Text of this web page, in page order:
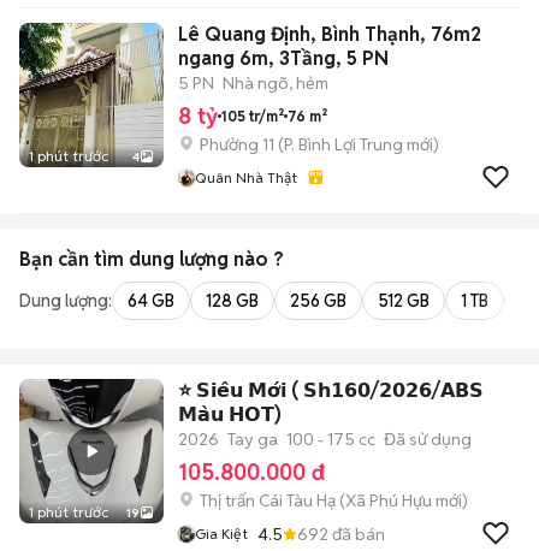
1 phút trước 4
Lê Quang Định, Bình Thạnh, 76m2
ngang 6m, 3Tầng, 5 PN
5 PN Nhà ngõ, hẻm
8 tỷ 105 tr/m² 76 m²
Phường 11 (P. Bình Lợi Trung mới)
Quân Nhà Thật
Bạn cần tìm dung lượng nào ?
Dung lượng: 64 GB 128 GB 256 GB 512 GB 1 TB
1 phút trước 19
⭐️ 𝗦𝗶𝗲̂𝘂 𝗠𝗼̛́𝗶 ( 𝗦𝗵𝟭𝟲𝟬/𝟮𝟬𝟮𝟲/𝗔𝗕𝗦
𝗠𝗮̀𝘂 𝗛𝗢𝗧)
2026 Tay ga 100 - 175 cc Đã sử dụng
105.800.000 đ
Thị trấn Cái Tàu Hạ (Xã Phú Hựu mới)
Gia Kiệt 4.5 692 đã bán